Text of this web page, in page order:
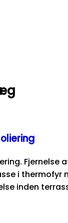
Fjernelse
i thermofyr
inden